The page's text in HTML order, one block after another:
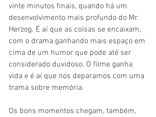
vinte minutos finais, quando há um
desenvolvimento mais profundo do Mr.
Herzog. É aí que as coisas se encaixam,
com o drama ganhando mais espaço em
cima de um humor que pode até ser
considerado duvidoso. O filme ganha
vida e é aí que nos deparamos com uma
trama sobre memória.
Os bons momentos chegam, também,